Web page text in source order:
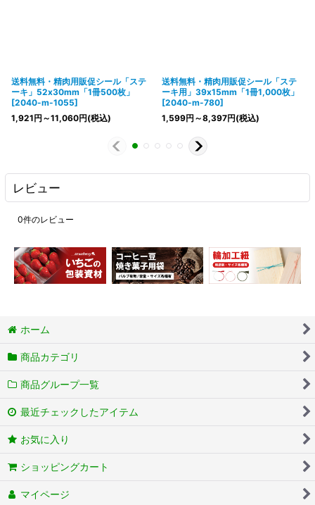
送料無料・精肉用販促シール「ステ
ーキ」52x30mm「1冊500枚」
[2040-m-1055]
1,921円 ～11,060円(税込)
送料無料・精肉用販促シール「ステ
ーキ用」39x15mm「1冊1,000枚」
[2040-m-780]
1,599円 ～8,397円(税込)
レビュー
0件のレビュー
ホーム
商品カテゴリ
商品グループ一覧
最近チェックしたアイテム
お気に入り
ショッピングカート
マイページ